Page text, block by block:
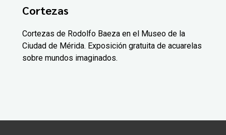
Cortezas
Cortezas de Rodolfo Baeza en el Museo de la
Ciudad de Mérida. Exposición gratuita de acuarelas
sobre mundos imaginados.